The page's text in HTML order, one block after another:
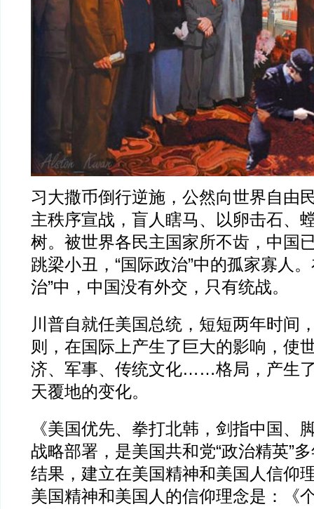
习大撒币倒行逆施，公然向世界自由
主秩序宣战，盲人瞎马、以卵击石、
树。被世界各民主国家所不齿，中国
跳梁小丑，“国际政治”中的孤家寡人
治”中，中国没有外交，只有统战。
川普自就任美国总统，短短两年时间
则，在国际上产生了巨大的影响，使
济、军事、传统文化……格局，产生
天覆地的变化。
《美国优先、拳打北韩，剑指中国、
战略部署，是美国共和党“政治精英”
结果，建立在美国精神和美国人信仰
美国精神和美国人的信仰理念是：《